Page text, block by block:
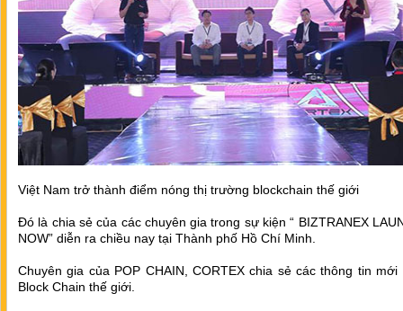
Việt Nam trở thành điểm nóng thị trường blockchain thế giới
Đó là chia sẻ của các chuyên gia trong sự kiện “ BIZTRANEX
NOW” diễn ra chiều nay tại Thành phố Hồ Chí Minh.
Chuyên gia của POP CHAIN, CORTEX chia sẻ các thông tin mới
Block Chain thế giới.